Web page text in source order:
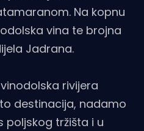
Na kopnu
vina te brojna
Jadrana.
rivijera
destinacija, nadamo
poljskog tržišta i u